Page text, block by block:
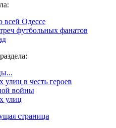
всей Одессе
футбольных фанатов
улиц в честь героев
войны
улиц
страница